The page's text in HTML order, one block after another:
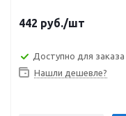
442 руб./шт
Доступно для заказа
Нашли дешевле?